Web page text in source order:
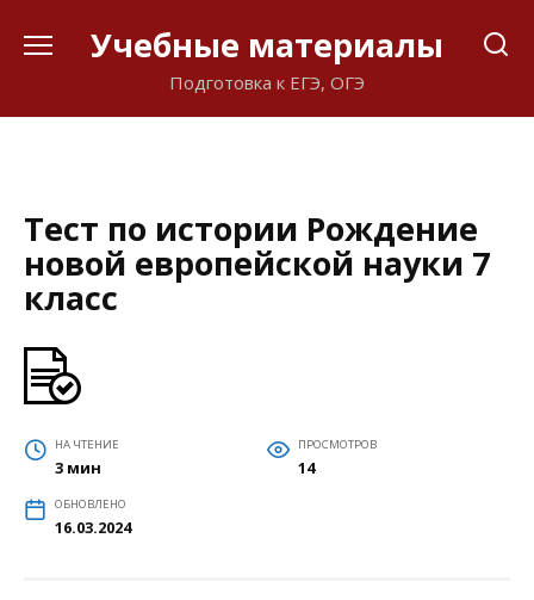
Учебные материалы
Подготовка к ЕГЭ, ОГЭ
Тест по истории Рождение
новой европейской науки 7
класс
НА ЧТЕНИЕ
3 мин
ПРОСМОТРОВ
14
ОБНОВЛЕНО
16.03.2024